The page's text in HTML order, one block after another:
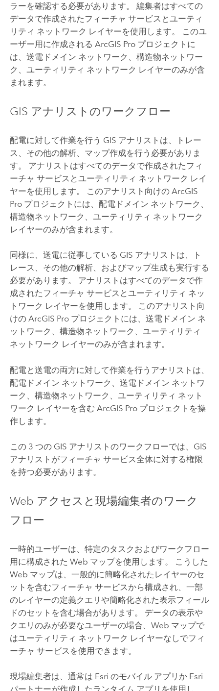
ラーを確認する必要があります。 編集者はすべての
データで作成されたフィーチャ サービスとユーティ
リティ ネットワーク レイヤーを使用します。 このユ
ーザー用に作成される ArcGIS Proプロジェクトに
は、送電ドメイン ネットワーク、構造物ネットワー
ク、ユーティリティ ネットワーク レイヤーのみが含
まれます。
GIS アナリストのワークフロー
配電に対して作業を行う GIS アナリストは、トレー
ス、その他の解析、マップ作成を行う必要がありま
す。 アナリストはすべてのデータで作成されたフィ
ーチャ サービスとユーティリティ ネットワーク レイ
ヤーを使用します。 このアナリスト向けの ArcGIS
Proプロジェクトには、配電ドメイン ネットワーク、
構造物ネットワーク、ユーティリティ ネットワーク
レイヤーのみが含まれます。
同様に、送電に従事している GIS アナリストは、ト
レース、その他の解析、およびマップ生成も実行する
必要があります。 アナリストはすべてのデータで作
成されたフィーチャ サービスとユーティリティ ネッ
トワーク レイヤーを使用します。 このアナリスト向
けの ArcGIS Proプロジェクトには、送電ドメイン ネ
ットワーク、構造物ネットワーク、ユーティリティ
ネットワーク レイヤーのみが含まれます。
配電と送電の両方に対して作業を行うアナリストは、
配電ドメイン ネットワーク、送電ドメイン ネットワ
ーク、構造物ネットワーク、ユーティリティ ネット
ワーク レイヤーを含む ArcGIS Proプロジェクトを操
作します。
この 3 つの GIS アナリストのワークフローでは、GIS
アナリストがフィーチャ サービス全体に対する権限
を持つ必要があります。
Web アクセスと現場編集者のワーク
フロー
一時的ユーザーは、特定のタスクおよびワークフロー
用に構成された Web マップを使用します。 こうした
Web マップは、一般的に簡略化されたレイヤーのセ
ットを含むフィーチャ サービスから構成され、一部
のレイヤーの定義クエリや簡略化された表示フィール
ドのセットを含む場合があります。 データの表示や
クエリのみが必要なユーザーの場合、Web マップで
はユーティリティ ネットワーク レイヤーなしでフィ
ーチャ サービスを使用できます。
現場編集者は、通常は Esri のモバイル アプリか Esri